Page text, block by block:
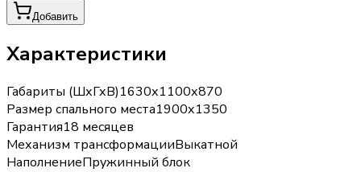
Добавить
Характеристики
Габариты (ШхГхВ)1630х1100х870
Размер спального места1900х1350
Гарантия18 месяцев
Механизм трансформацииВыкатной
НаполнениеПружинный блок